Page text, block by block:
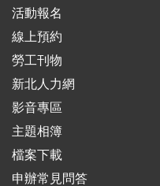
活動報名
線上預約
勞工刊物
新北人力網
影音專區
主題相簿
檔案下載
申辦常見問答